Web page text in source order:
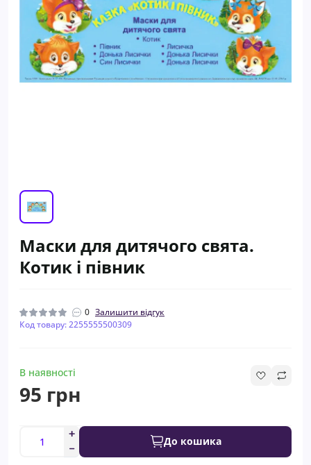
Маски для дитячого свята.
Котик і півник
0 Залишити відгук
Код товару: 2255555500309
В наявності
95 грн
До кошика